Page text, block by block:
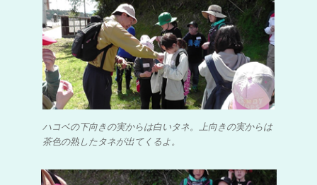
ハコベの下向きの実からは白いタネ。上向きの実からは
茶色の熟したタネが出てくるよ。